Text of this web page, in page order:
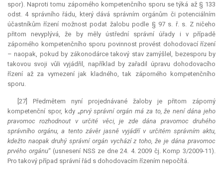
spor). Naproti tomu záporného kompetenčního sporu se týká až § 133
odst. 4 správního řádu, který dává správním orgánům či potenciálním
účastníkům řízení možnost podat žalobu podle § 97 s. ř. s. Z ničeho
přitom nevyplývá, že by měly ústřední správní úřady i v případě
záporného kompetenčního sporu povinnost provést dohodovací řízení
– naopak, pokud by zákonodárce takový stav zamýšlel, bezesporu by
takovou svoji vůli vyjádřil, například by zařadil úpravu dohodovacího
řízení až za vymezení jak kladného, tak záporného kompetenčního
sporu.
[27] Předmětem nyní projednávané žaloby je přitom záporný
kompetenční spor, kdy „prvý správní orgán má za to, že není dána jeho
pravomoc rozhodnout v určité věci, je zde dána pravomoc druhého
správního orgánu, a tento závěr jasně vyjádří v určitém správním aktu,
kdežto naopak druhý správní orgán vychází z toho, že je dána pravomoc
prvého orgánu“ (usnesení NSS ze dne 24. 4. 2009 čj. Komp 3/2009-11).
Pro takový případ správní řád s dohodovacím řízením nepočítá.